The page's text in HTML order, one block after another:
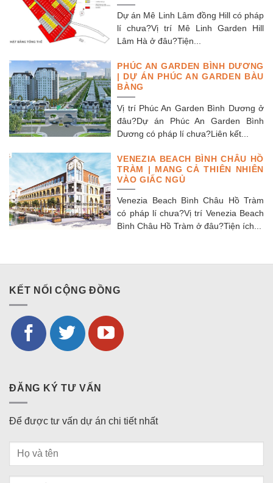
Dự án Mê Linh Lâm đồng Hill có pháp
lí chưa?Vị trí Mê Linh Garden Hill
Lâm Hà ở đâu?Tiện...
PHÚC AN GARDEN BÌNH DƯƠNG
| DỰ ÁN PHÚC AN GARDEN BÀU
BÀNG
Vị trí Phúc An Garden Bình Dương ở
đâu?Dự án Phúc An Garden Bình
Dương có pháp lí chưa?Liên kết...
VENEZIA BEACH BÌNH CHÂU HỒ
TRÀM | MANG CẢ THIÊN NHIÊN
VÀO GIẤC NGỦ
Venezia Beach Bình Châu Hồ Tràm
có pháp lí chưa?Vị trí Venezia Beach
Bình Châu Hồ Tràm ở đâu?Tiện ích...
KẾT NỐI CỘNG ĐỒNG
ĐĂNG KÝ TƯ VẤN
Để được tư vấn dự án chi tiết nhất